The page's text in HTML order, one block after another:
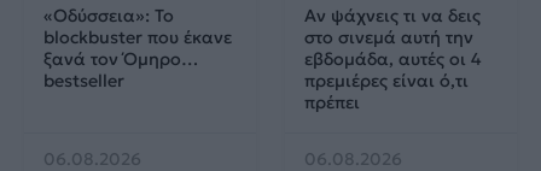
«Οδύσσεια»: Το
blockbuster που έκανε
ξανά τον Όμηρο…
bestseller
06.08.2026
Αν ψάχνεις τι να δεις
στο σινεμά αυτή την
εβδομάδα, αυτές οι 4
πρεμιέρες είναι ό,τι
πρέπει
06.08.2026